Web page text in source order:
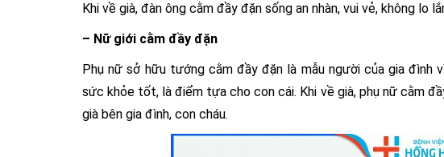
Khi về già, đàn ông cằm đầy đặn sống an nhàn, vui vẻ, không lo
– Nữ giới cằm đầy đặn
Phụ nữ sở hữu tướng cằm đầy đặn là mẫu người của gia
sức khỏe tốt, là điểm tựa cho con cái. Khi về già, phụ nữ cằm
già bên gia đình, con cháu.